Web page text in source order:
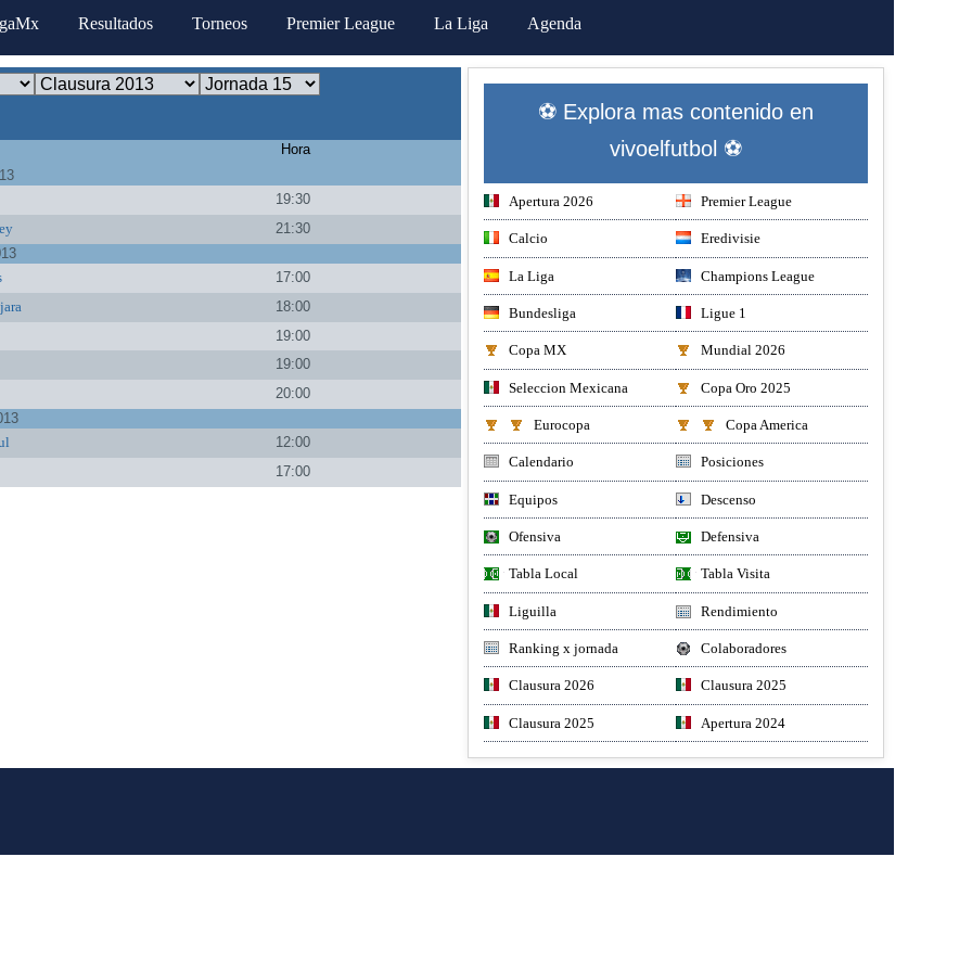
Resultados Torneos Premier League La Liga Agenda
Hora
19:30
21:30
17:00
18:00
19:00
19:00
20:00
12:00
17:00
⚽ Explora mas contenido en
vivoelfutbol ⚽
Apertura 2026 Premier League
Calcio Eredivisie
La Liga Champions League
Bundesliga Ligue 1
Copa MX Mundial 2026
Seleccion Mexicana Copa Oro 2025
Eurocopa Copa America
Calendario Posiciones
Equipos Descenso
Ofensiva Defensiva
Tabla Local Tabla Visita
Liguilla Rendimiento
Ranking x jornada Colaboradores
Clausura 2026 Clausura 2025
Clausura 2025 Apertura 2024